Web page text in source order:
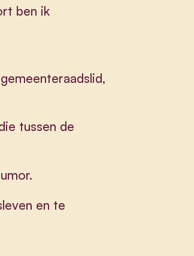
ben ik
tussen de
en te